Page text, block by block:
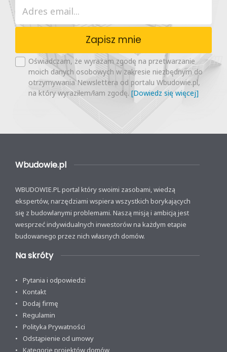
Zapisz mnie
Oświadczam, że wyrażam zgodę na przetwarzanie
moich danych osobowych w zakresie niezbędnym do
otrzymywania Newslettera od portalu Wbudowie.pl,
na który wyraziłem/łam zgodę. [Dowiedz się więcej]
Wbudowie.pl
WBUDOWIE.PL portal który swoimi zasobami, wiedzą
ekspertów, narzędziami wspiera wszystkich borykających
się z budowlanymi problemami. Naszą misją i ambicją jest
wesprzeć indywidualnych inwestorów na każdym etapie
budowanego przez nich własnych domów.
Na skróty
Pytania i odpowiedzi
Kontakt
Dodaj firmę
Regulamin
Polityka Prywatności
Odstąpienie od umowy
Kategorie projektów domów